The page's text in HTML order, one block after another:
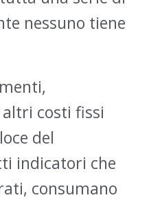
nessuno tiene
costi fissi
del
indicatori che
consumano